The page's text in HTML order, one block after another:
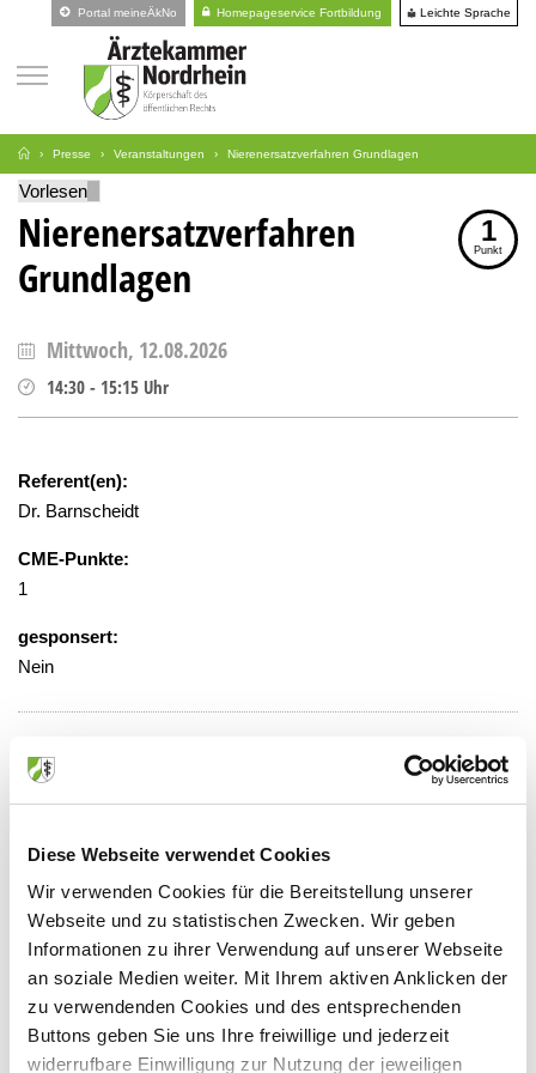
Diese Webseite verwendet Cookies
Wir verwenden Cookies für die Bereitstellung unserer
Webseite und zu statistischen Zwecken. Wir geben
Informationen zu ihrer Verwendung auf unserer Webseite
an soziale Medien weiter. Mit Ihrem aktiven Anklicken der
zu verwendenden Cookies und des entsprechenden
Buttons geben Sie uns Ihre freiwillige und jederzeit
widerrufbare Einwilligung zur Nutzung der jeweiligen
Portal meineÄkNo Homepageservice Fortbildung Leichte Sprache
Presse Veranstaltungen Nierenersatzverfahren Grundlagen
Vorlesen
Nierenersatzverfahren
Grundlagen
1
Punkt
Mittwoch, 12.08.2026
14:30 - 15:15 Uhr
Referent(en):
Dr. Barnscheidt
CME-Punkte:
1
gesponsert:
Nein
Veranstaltungsort:
Wilhelmstraße 34, 46145 Oberhausen
AMEOS Klinikum St. Clemens Oberhausen